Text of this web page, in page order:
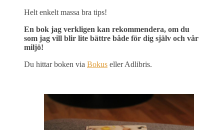
Helt enkelt massa bra tips!
En bok jag verkligen kan rekommendera, om du
som jag vill blir lite bättre både för dig själv och vår
miljö!
Du hittar boken via Bokus eller Adlibris.